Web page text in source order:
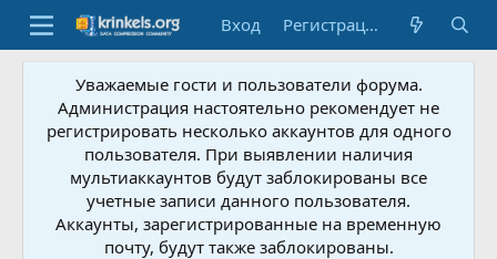
Вход Регистрация
Уважаемые гости и пользователи форума.
Администрация настоятельно рекомендует не
регистрировать несколько аккаунтов для одного
пользователя. При выявлении наличия
мультиаккаунтов будут заблокированы все
учетные записи данного пользователя.
Аккаунты, зарегистрированные на временную
почту, будут также заблокированы.